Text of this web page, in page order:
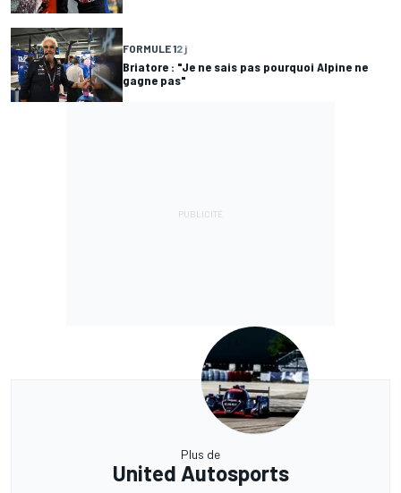
FORMULE 12 j
Briatore : "Je ne sais pas pourquoi Alpine ne
gagne pas"
Plus de
United Autosports